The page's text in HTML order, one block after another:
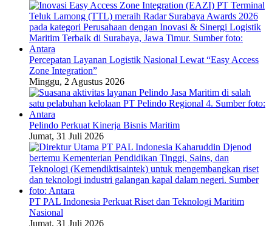
Percepatan Layanan Logistik Nasional Lewat “Easy Access
Zone Integration”
Minggu, 2 Agustus 2026
Pelindo Perkuat Kinerja Bisnis Maritim
Jumat, 31 Juli 2026
PT PAL Indonesia Perkuat Riset dan Teknologi Maritim
Nasional
Jumat, 31 Juli 2026